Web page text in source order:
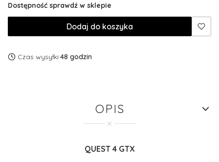
Dostępność sprawdź w sklepie
Dodaj do koszyka
Czas wysyłki:48 godzin
OPIS
QUEST 4 GTX